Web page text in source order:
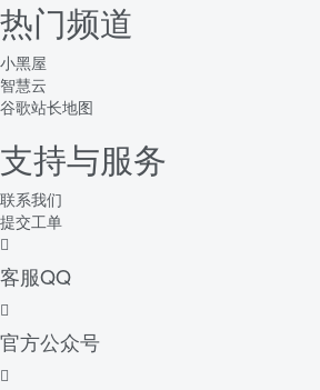
热门频道
小黑屋
智慧云
谷歌站长地图
支持与服务
联系我们
提交工单
客服QQ
官方公众号